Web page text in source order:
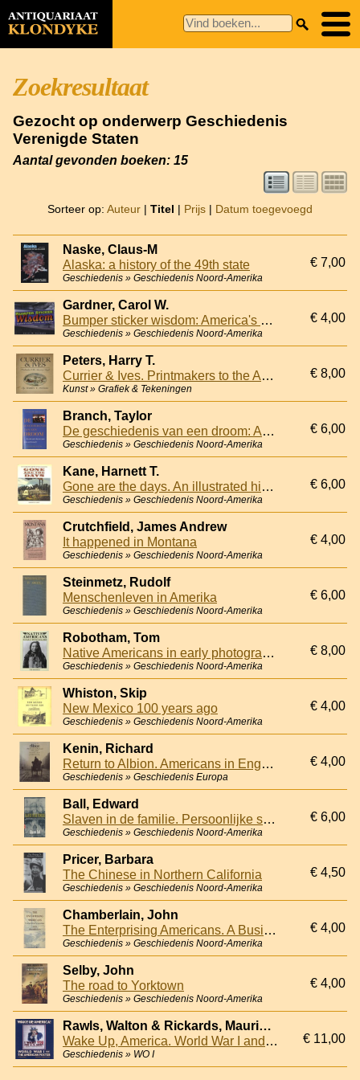
Zoekresultaat
Gezocht op onderwerp Geschiedenis
Verenigde Staten
Aantal gevonden boeken: 15
Sorteer op: Auteur | Titel | Prijs | Datum toegevoegd
Naske, Claus-M
Alaska: a history of the 49th state
Geschiedenis » Geschiedenis Noord-Amerika
€ 7,00
Gardner, Carol W.
Bumper sticker wisdom: America's pulpit above the tailpipe
Geschiedenis » Geschiedenis Noord-Amerika
€ 4,00
Peters, Harry T.
Currier & Ives. Printmakers to the American People
Kunst » Grafiek & Tekeningen
€ 8,00
Branch, Taylor
De geschiedenis van een droom: Amerika onder Martin Luther King en de Kennedy's
Geschiedenis » Geschiedenis Noord-Amerika
€ 6,00
Kane, Harnett T.
Gone are the days. An illustrated history of the Old South
Geschiedenis » Geschiedenis Noord-Amerika
€ 6,00
Crutchfield, James Andrew
It happened in Montana
Geschiedenis » Geschiedenis Noord-Amerika
€ 4,00
Steinmetz, Rudolf
Menschenleven in Amerika
Geschiedenis » Geschiedenis Noord-Amerika
€ 6,00
Robotham, Tom
Native Americans in early photographs
Geschiedenis » Geschiedenis Noord-Amerika
€ 8,00
Whiston, Skip
New Mexico 100 years ago
Geschiedenis » Geschiedenis Noord-Amerika
€ 4,00
Kenin, Richard
Return to Albion. Americans in Engeland 1760-1940
Geschiedenis » Geschiedenis Europa
€ 4,00
Ball, Edward
Slaven in de familie. Persoonlijke speurtocht naar voorouders, slaven, handelaren en hun verbondenheid door de eeuwen heen
Geschiedenis » Geschiedenis Noord-Amerika
€ 6,00
Pricer, Barbara
The Chinese in Northern California
Geschiedenis » Geschiedenis Noord-Amerika
€ 4,50
Chamberlain, John
The Enterprising Americans. A Business History of the United States
Geschiedenis » Geschiedenis Noord-Amerika
€ 4,00
Selby, John
The road to Yorktown
Geschiedenis » Geschiedenis Noord-Amerika
€ 4,00
Rawls, Walton & Rickards, Maurice (foreword)
Wake Up, America. World War I and the American Poster
Geschiedenis » WO I
€ 11,00